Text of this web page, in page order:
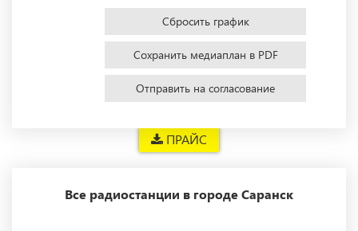
ПРАЙС
Сбросить график
Сохранить медиаплан в PDF
Отправить на согласование
Все радиостанции в городе Саранск